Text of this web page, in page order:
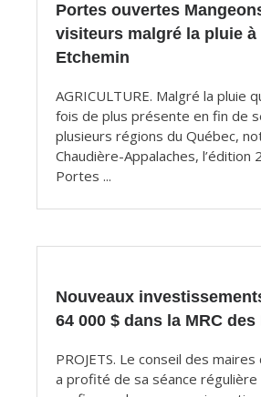
Portes ouvertes
visiteurs malgré la pluie à
Etchemin
AGRICULTURE. Malgré la pluie
fois de plus présente en fin de
plusieurs régions du Québec,
Chaudière-Appalaches, l’édition
Portes ...
Nouveaux
64 000 $ dans la MRC
PROJETS. Le conseil des
a profité de sa séance régulière